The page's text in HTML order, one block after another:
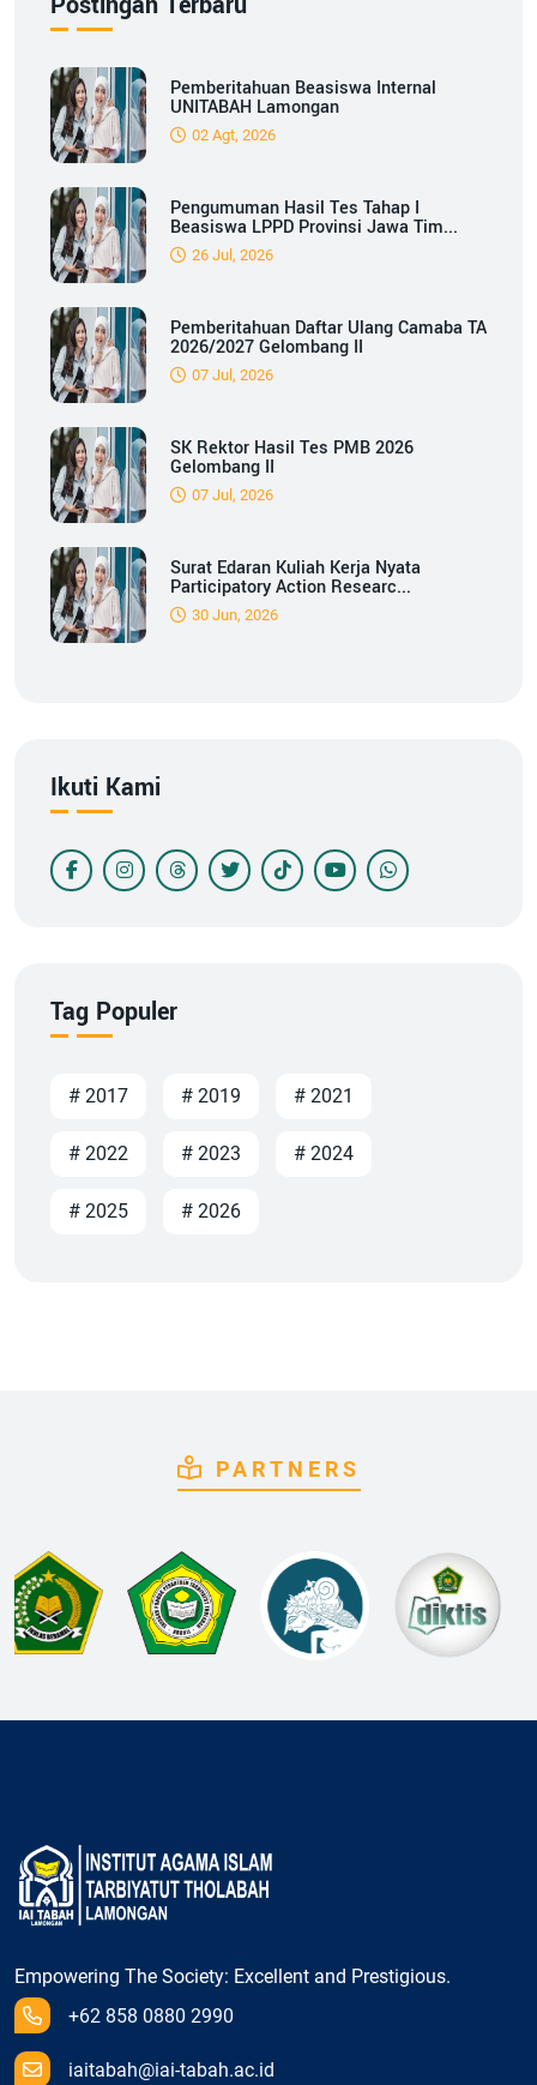
Pemberitahuan Beasiswa Internal
UNITABAH Lamongan
02 Agt, 2026
Pengumuman Hasil Tes Tahap I
Beasiswa LPPD Provinsi Jawa Tim...
26 Jul, 2026
Pemberitahuan Daftar Ulang Camaba TA
2026/2027 Gelombang II
07 Jul, 2026
SK Rektor Hasil Tes PMB 2026
Gelombang II
07 Jul, 2026
Surat Edaran Kuliah Kerja Nyata
Participatory Action Researc...
30 Jun, 2026
Ikuti Kami
Tag Populer
# 2017 # 2019 # 2021
# 2022 # 2023 # 2024
# 2025 # 2026
PARTNERS
Empowering The Society: Excellent and Prestigious.
+62 858 0880 2990
iaitabah@iai-tabah.ac.id